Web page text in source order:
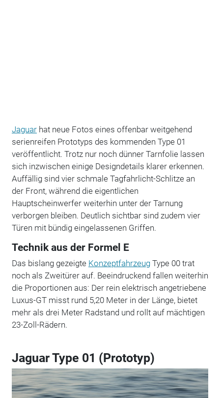
Jaguarhat neue Fotos eines offenbar weitgehend
serienreifen Prototyps des kommenden Type 01
veröffentlicht. Trotz nur noch dünner Tarnfolie lassen
sich inzwischen einige Designdetails klarer erkennen.
Auffällig sind vier schmale Tagfahrlicht-Schlitze an
der Front, während die eigentlichen
Hauptscheinwerfer weiterhin unter der Tarnung
verborgen bleiben. Deutlich sichtbar sind zudem vier
Türen mit bündig eingelassenen Griffen.
Technik aus der Formel E
Das bislang gezeigte KonzeptfahrzeugType 00 trat
noch als Zweitürer auf. Beeindruckend fallen weiterhin
die Proportionen aus: Der rein elektrisch angetriebene
Luxus-GT misst rund 5,20 Meter in der Länge, bietet
mehr als drei Meter Radstand und rollt auf mächtigen
23-Zoll-Rädern.
Jaguar Type 01 (Prototyp)